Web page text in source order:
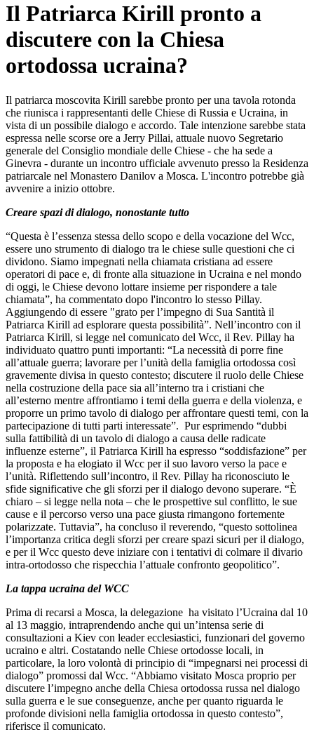
Il Patriarca Kirill pronto a
discutere con la Chiesa
ortodossa ucraina?
Il patriarca moscovita Kirill sarebbe pronto per una tavola rotonda
che riunisca i rappresentanti delle Chiese di Russia e Ucraina, in
vista di un possibile dialogo e accordo. Tale intenzione sarebbe stata
espressa nelle scorse ore a Jerry Pillai, attuale nuovo Segretario
generale del Consiglio mondiale delle Chiese - che ha sede a
Ginevra - durante un incontro ufficiale avvenuto presso la Residenza
patriarcale nel Monastero Danilov a Mosca. L'incontro potrebbe già
avvenire a inizio ottobre.
Creare spazi di dialogo, nonostante tutto
“Questa è l’essenza stessa dello scopo e della vocazione del Wcc,
essere uno strumento di dialogo tra le chiese sulle questioni che ci
dividono. Siamo impegnati nella chiamata cristiana ad essere
operatori di pace e, di fronte alla situazione in Ucraina e nel mondo
di oggi, le Chiese devono lottare insieme per rispondere a tale
chiamata”, ha commentato dopo l'incontro lo stesso Pillay.
Aggiungendo di essere "grato per l’impegno di Sua Santità il
Patriarca Kirill ad esplorare questa possibilità”. Nell’incontro con il
Patriarca Kirill, si legge nel comunicato del Wcc, il Rev. Pillay ha
individuato quattro punti importanti: “La necessità di porre fine
all’attuale guerra; lavorare per l’unità della famiglia ortodossa così
gravemente divisa in questo contesto; discutere il ruolo delle Chiese
nella costruzione della pace sia all’interno tra i cristiani che
all’esterno mentre affrontiamo i temi della guerra e della violenza, e
proporre un primo tavolo di dialogo per affrontare questi temi, con la
partecipazione di tutti parti interessate”. Pur esprimendo “dubbi
sulla fattibilità di un tavolo di dialogo a causa delle radicate
influenze esterne”, il Patriarca Kirill ha espresso “soddisfazione” per
la proposta e ha elogiato il Wcc per il suo lavoro verso la pace e
l’unità. Riflettendo sull’incontro, il Rev. Pillay ha riconosciuto le
sfide significative che gli sforzi per il dialogo devono superare. “È
chiaro – si legge nella nota – che le prospettive sul conflitto, le sue
cause e il percorso verso una pace giusta rimangono fortemente
polarizzate. Tuttavia”, ha concluso il reverendo, “questo sottolinea
l’importanza critica degli sforzi per creare spazi sicuri per il dialogo,
e per il Wcc questo deve iniziare con i tentativi di colmare il divario
intra-ortodosso che rispecchia l’attuale confronto geopolitico”.
La tappa ucraina del WCC
Prima di recarsi a Mosca, la delegazione ha visitato l’Ucraina dal 10
al 13 maggio, intraprendendo anche qui un’intensa serie di
consultazioni a Kiev con leader ecclesiastici, funzionari del governo
ucraino e altri. Costatando nelle Chiese ortodosse locali, in
particolare, la loro volontà di principio di “impegnarsi nei processi di
dialogo” promossi dal Wcc. “Abbiamo visitato Mosca proprio per
discutere l’impegno anche della Chiesa ortodossa russa nel dialogo
sulla guerra e le sue conseguenze, anche per quanto riguarda le
profonde divisioni nella famiglia ortodossa in questo contesto”,
riferisce il comunicato.